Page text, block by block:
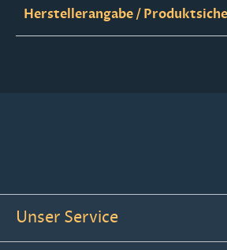
Herstellerangabe /
Unser Service